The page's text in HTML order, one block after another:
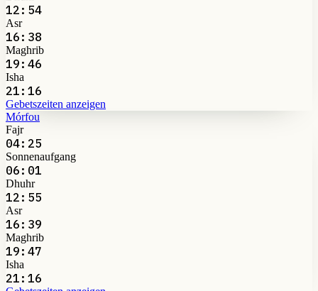
12:54
Asr
16:38
Maghrib
19:46
Isha
21:16
Gebetszeiten anzeigen
Mórfou
Fajr
04:25
Sonnenaufgang
06:01
Dhuhr
12:55
Asr
16:39
Maghrib
19:47
Isha
21:16